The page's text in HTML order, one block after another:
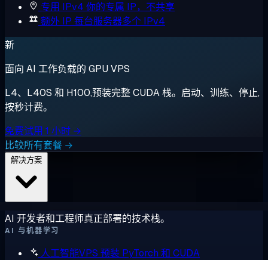
专用 IPv4 你的专属 IP，不共享
额外 IP 每台服务器多个 IPv4
新
面向 AI 工作负载的 GPU VPS
L4、L40S 和 H100,预装完整 CUDA 栈。启动、训练、停止,
按秒计费。
免费试用 1 小时 →
比较所有套餐 →
AI 开发者和工程师真正部署的技术栈。
AI 与机器学习
人工智能VPS 预装 PyTorch 和 CUDA